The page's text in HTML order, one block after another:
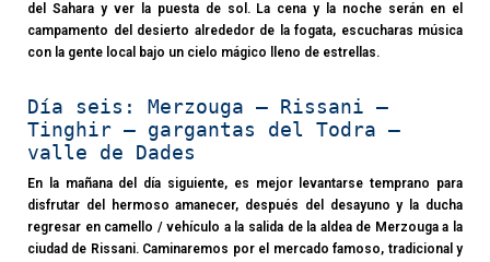
del Sahara y ver la puesta de sol. La cena y la noche serán en el
campamento del desierto alrededor de la fogata, escucharas música
con la gente local bajo un cielo mágico lleno de estrellas.
Día seis: Merzouga – Rissani –
Tinghir – gargantas del Todra –
valle de Dades
En la mañana del día siguiente, es mejor levantarse temprano para
disfrutar del hermoso amanecer, después del desayuno y la ducha
regresar en camello / vehículo a la salida de la aldea de Merzouga a la
ciudad de Rissani. Caminaremos por el mercado famoso, tradicional y